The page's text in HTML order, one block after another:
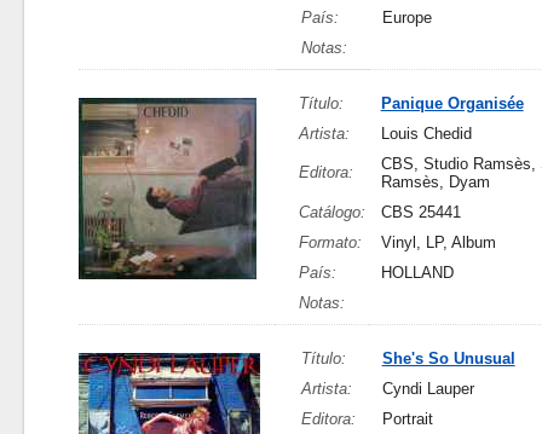
País:
Europe
Notas:
Título:
Panique Organisée
Artista:
Louis Chedid
Editora:
CBS, Studio Ramsès,
Ramsès, Dyam
Catálogo:
CBS 25441
Formato:
Vinyl, LP, Album
País:
HOLLAND
Notas:
Título:
She's So Unusual
Artista:
Cyndi Lauper
Editora:
Portrait